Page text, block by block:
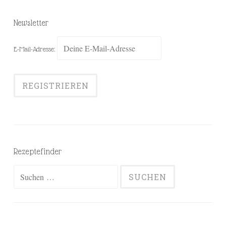
Newsletter
E-Mail-Adresse:
Rezeptefinder